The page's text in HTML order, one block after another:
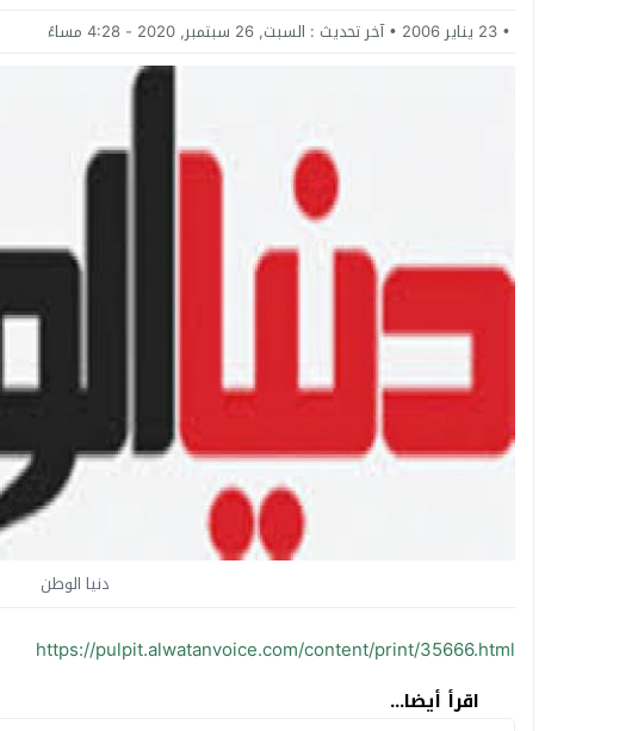
23 يناير 2006 آخر تحديث : السبت, 26 سبتمبر, 2020 - 4:28 مساءً
دنيا الوطن
https://pulpit.alwatanvoice.com/content/print/35666.html
اقرأ أيضا...